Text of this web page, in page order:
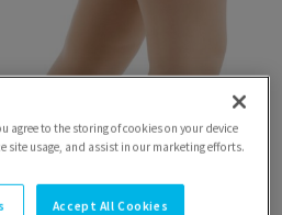
agree to the storing of cookies on your device
site usage, and assist in our marketing efforts.
Accept All Cookies